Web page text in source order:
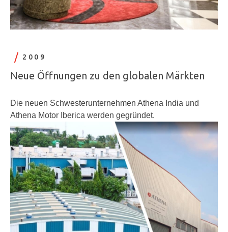
2009
Neue Öffnungen zu den globalen Märkten
Die neuen Schwesterunternehmen Athena India und
Athena Motor Iberica werden gegründet.